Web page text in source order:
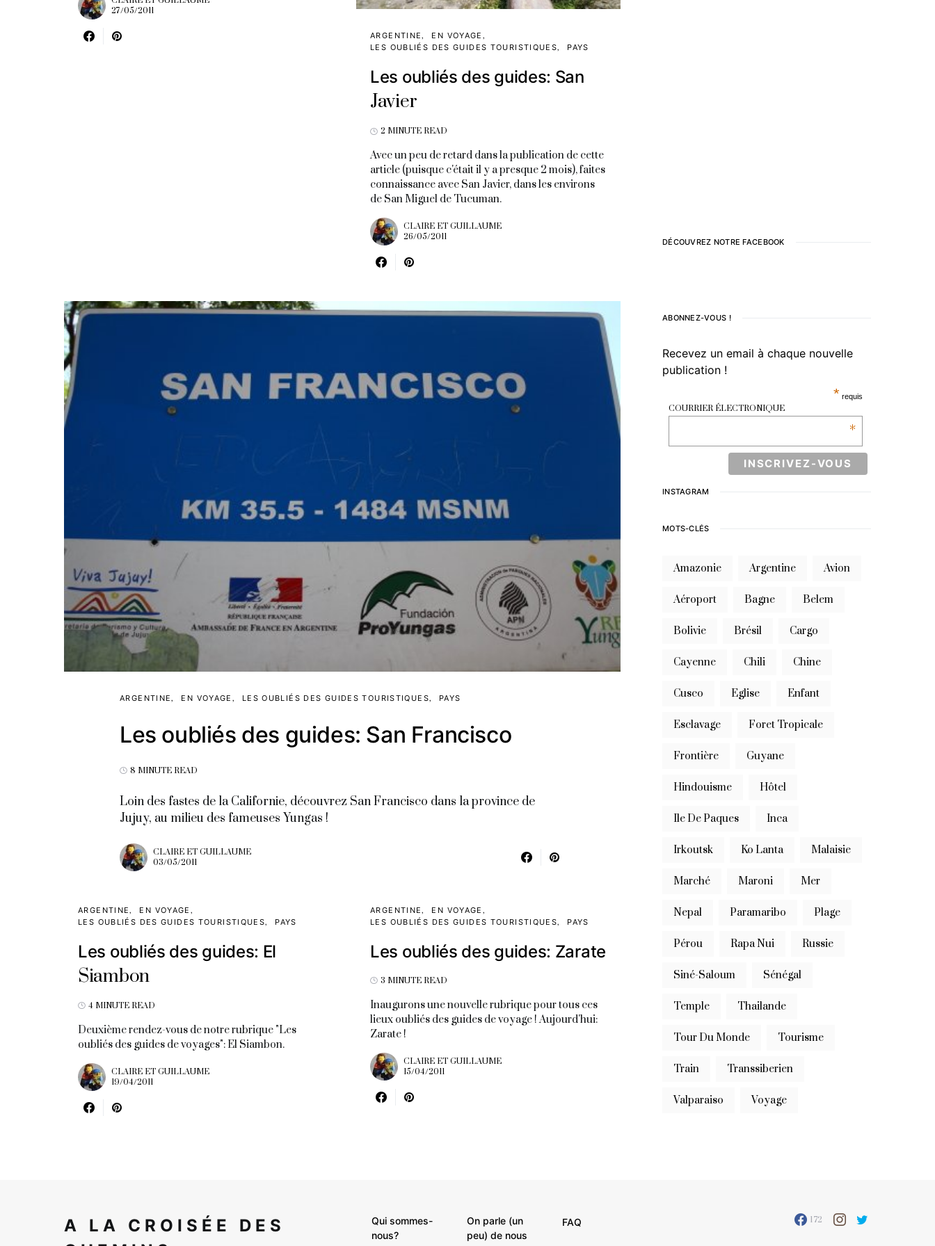
27/05/2011
ARGENTINE
EN VOYAGE
LES OUBLIÉS DES GUIDES TOURISTIQUES
PAYS
Les oubliés des guides: San
Javier
2 MINUTE READ
Avec un peu de retard dans la publication de cette
article (puisque c'était il y a presque 2 mois), faites
connaissance avec San Javier, dans les environs
de San Miguel de Tucuman.
CLAIRE ET GUILLAUME
26/05/2011
ARGENTINE EN VOYAGE LES OUBLIÉS DES GUIDES TOURISTIQUES PAYS
Les oubliés des guides: San Francisco
8 MINUTE READ
Loin des fastes de la Californie, découvrez San Francisco dans la province de
Jujuy, au milieu des fameuses Yungas !
CLAIRE ET GUILLAUME
03/05/2011
ARGENTINE
EN VOYAGE
LES OUBLIÉS DES GUIDES TOURISTIQUES
PAYS
Les oubliés des guides: El
Siambon
4 MINUTE READ
Deuxième rendez-vous de notre rubrique "Les
oubliés des guides de voyages": El Siambon.
CLAIRE ET GUILLAUME
19/04/2011
ARGENTINE
EN VOYAGE
LES OUBLIÉS DES GUIDES TOURISTIQUES
PAYS
Les oubliés des guides: Zarate
3 MINUTE READ
Inaugurons une nouvelle rubrique pour tous ces
lieux oubliés des guides de voyage ! Aujourd'hui:
Zarate !
CLAIRE ET GUILLAUME
15/04/2011
DÉCOUVREZ NOTRE FACEBOOK
ABONNEZ-VOUS !
Recevez un email à chaque nouvelle
publication !
* requis
COURRIER ÉLECTRONIQUE
*
INSTAGRAM
MOTS-CLÉS
Amazonie Argentine Avion
Aéroport Bagne Belem
Bolivie Brésil Cargo
Cayenne Chili Chine
Cusco Eglise Enfant
Esclavage Foret Tropicale
Frontière Guyane
Hindouisme Hôtel
Ile De Paques Inca
Irkoutsk Ko Lanta Malaisie
Marché Maroni Mer
Nepal Paramaribo Plage
Pérou Rapa Nui Russie
Siné-Saloum Sénégal
Temple Thailande
Tour Du Monde Tourisme
Train Transsiberien
Valparaiso Voyage
A LA CROISÉE DES
Qui sommes-
nous?
On parle (un
peu) de nous
FAQ 172